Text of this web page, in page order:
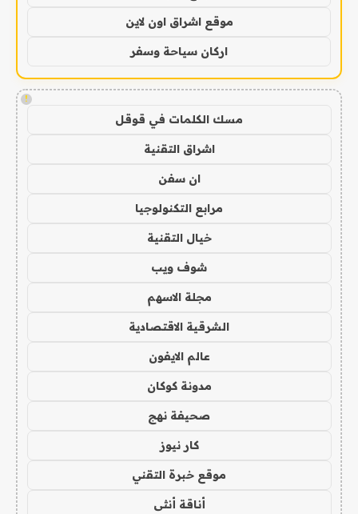
موقع اشراق اون لاين
اركان سياحة وسفر
!
مسك الكلمات في قوقل
اشراق التقنية
ان سفن
مرابع التكنولوجيا
خيال التقنية
شوف ويب
مجلة الاسهم
الشرقية الاقتصادية
عالم الايفون
مدونة كوكان
صحيفة نهج
كار نيوز
موقع خبرة التقني
أناقة أنثى